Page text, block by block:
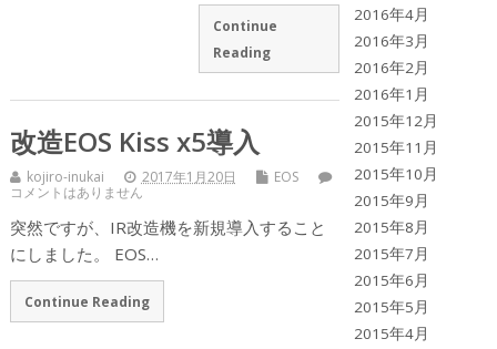
Continue
Reading
改造EOS Kiss x5導入
kojiro-inukai 2017年1月20日
EOS
コメントはありません
突然ですが、IR改造機を新規導入すること
にしました。 EOS…
Continue Reading
2016年4月
2016年3月
2016年2月
2016年1月
2015年12月
2015年11月
2015年10月
2015年9月
2015年8月
2015年7月
2015年6月
2015年5月
2015年4月